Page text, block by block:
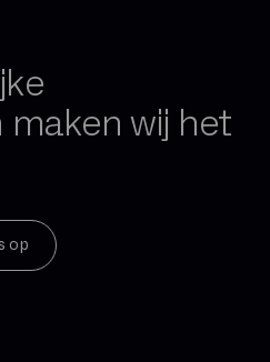
maken wij het
op